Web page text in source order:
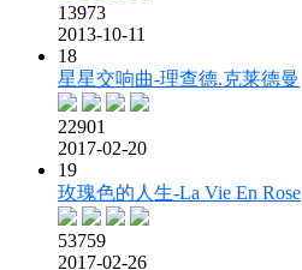
13973
2013-10-11
18
星星交响曲-理查德.克莱德曼
22901
2017-02-20
19
玫瑰色的人生-La Vie En Rose
53759
2017-02-26